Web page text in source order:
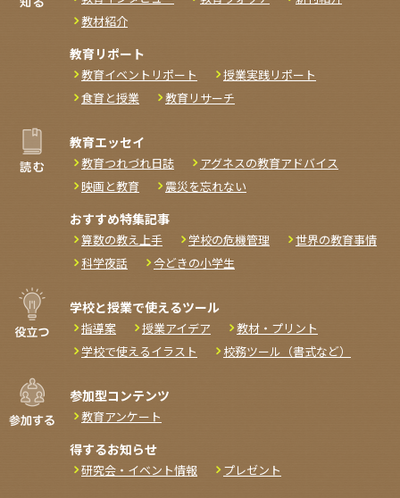
教材紹介
教育リポート
教育イベントリポート
授業実践リポート
食育と授業
教育リサーチ
教育エッセイ
教育つれづれ日誌
アグネスの教育アドバイス
映画と教育
震災を忘れない
おすすめ特集記事
算数の教え上手 学校の危機管理
世界の教育事情
科学夜話
今どきの小学生
学校と授業で使えるツール
指導案 授業アイデア
教材・プリント
学校で使えるイラスト
校務ツール（書式など）
参加型コンテンツ
教育アンケート
得するお知らせ
研究会・イベント情報 プレゼント